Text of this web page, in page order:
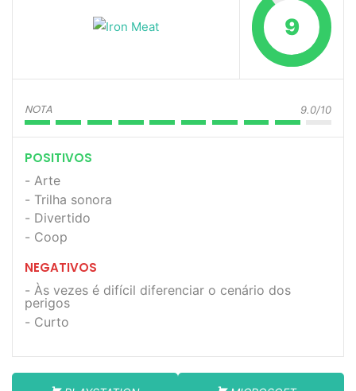
9
NOTA 9.0/10
POSITIVOS
Arte
Trilha sonora
Divertido
Coop
NEGATIVOS
Às vezes é difícil diferenciar o cenário dos
perigos
Curto